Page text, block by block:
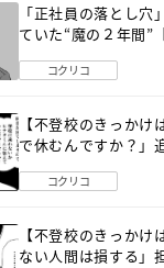
「正社員の落とし穴
ていた“魔の２年間”
コクリコ
【不登校のきっかけ
で休むんですか？」
コクリコ
【不登校のきっか
ない人間は損する」